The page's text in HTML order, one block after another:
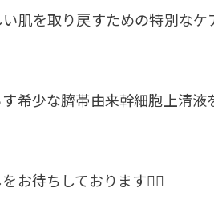
肌を取り戻すための特別な
希少な臍帯由来幹細胞上清
お待ちしております🚶‍♀️